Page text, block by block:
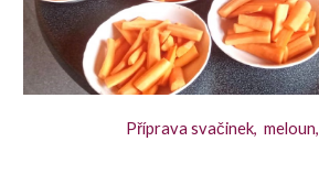
Příprava svačinek,